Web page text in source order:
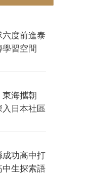
六度前進泰
習空間
東海攜朝
入日本社區
成功高中打
中生探索語